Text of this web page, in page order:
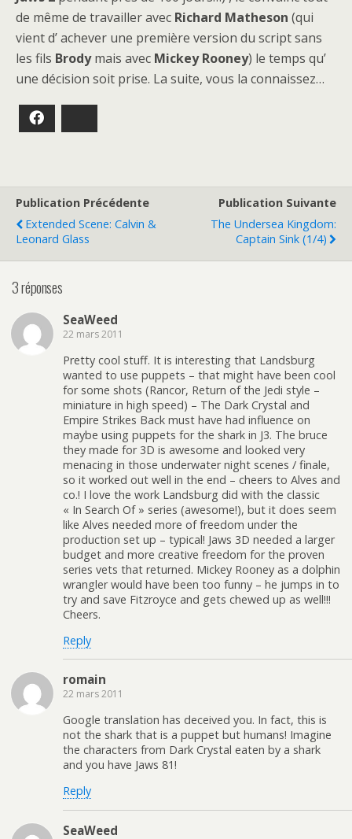
de même de travailler avec Richard Matheson (qui
vient d’ achever une première version du script sans
les fils Brodymais avec Mickey Rooney) le temps qu’
une décision soit prise. La suite, vous la connaissez…
Publication Précédente
Extended Scene: Calvin &
Leonard Glass
Publication Suivante
The Undersea Kingdom:
Captain Sink (1/4)
3 réponses
SeaWeed
22 mars 2011
Pretty cool stuff. It is interesting that Landsburg
wanted to use puppets – that might have been cool
for some shots (Rancor, Return of the Jedi style –
miniature in high speed) – The Dark Crystal and
Empire Strikes Back must have had influence on
maybe using puppets for the shark in J3. The bruce
they made for 3D is awesome and looked very
menacing in those underwater night scenes / finale,
so it worked out well in the end – cheers to Alves and
co.! I love the work Landsburg did with the classic
« In Search Of » series (awesome!), but it does seem
like Alves needed more of freedom under the
production set up – typical! Jaws 3D needed a larger
budget and more creative freedom for the proven
series vets that returned. Mickey Rooney as a dolphin
wrangler would have been too funny – he jumps in to
try and save Fitzroyce and gets chewed up as well!!!
Cheers.
Reply
romain
22 mars 2011
Google translation has deceived you. In fact, this is
not the shark that is a puppet but humans! Imagine
the characters from Dark Crystal eaten by a shark
and you have Jaws 81!
Reply
SeaWeed